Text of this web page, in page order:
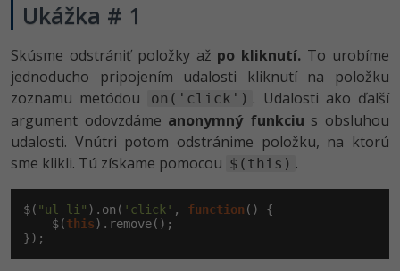
Ukážka # 1
Skúsme odstrániť položky až po kliknutí. To urobíme
jednoducho pripojením udalosti kliknutí na položku
zoznamu metódou
on('click') . Udalosti ako ďalší
argument odovzdáme anonymný funkciu s obsluhou
udalosti. Vnútri potom odstránime položku, na ktorú
sme klikli. Tú získame pomocou $(this) .
$( "ul li" ).on( 'click' , function () {
    $(
this).remove();
});